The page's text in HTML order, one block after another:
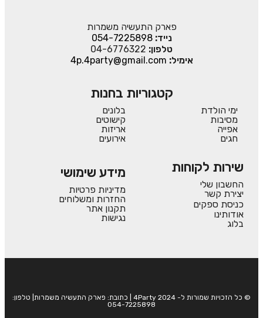
פארק התעשיה משמרות
נייד:054-7225898
טלפון: 04-6776322
אימיל: 4p.4party@gmail.com
קטגוריות בחנות
ימי הולדת
מסיבות
אפייה
חגים
בלונים
קישוטים
אריזות
אירועים
שירות לקוחות
החשבון שלי
יצירת קשר
כניסת ספקים
אודותינו
בלוג
מידע שימושי
מדיניות פרטיות
החזרות ומשלוחים
תקנון אתר
נגישות
© כל הזכויות שמורות ל- 4Party 2024 | כתובת: פארק התעשיה משמרות| טלפון:
054-7225898